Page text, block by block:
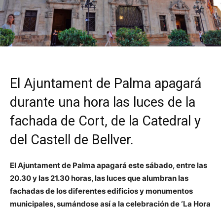
El Ajuntament de Palma apagará
durante una hora las luces de la
fachada de Cort, de la Catedral y
del Castell de Bellver.
El Ajuntament de Palma apagará este sábado, entre las
20.30 y las 21.30 horas, las luces que alumbran las
fachadas de los diferentes edificios y monumentos
municipales, sumándose así a la celebración de ‘La Hora